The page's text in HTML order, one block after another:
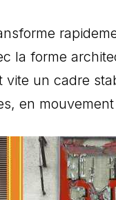
la forme
un cadre
en